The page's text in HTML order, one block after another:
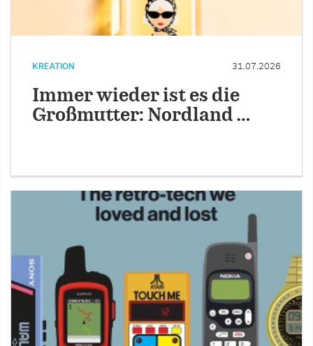
KREATION 31.07.2026
Immer wieder ist es die
Großmutter: Nordland …